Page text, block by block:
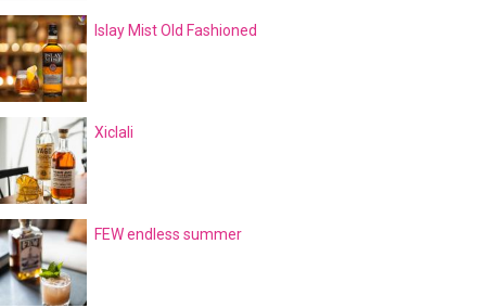
Islay Mist Old Fashioned
Xiclali
FEW endless summer